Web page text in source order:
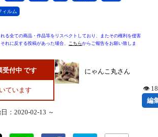
ィルム
る全ての商品・作品等をリスペクトしており、またその権利を侵害
れに反する投稿があった場合、 こちらからご報告をお願い致しま
受付中 です
ています
：2020-02-13 ～
にゃんこ丸さん
👁
編